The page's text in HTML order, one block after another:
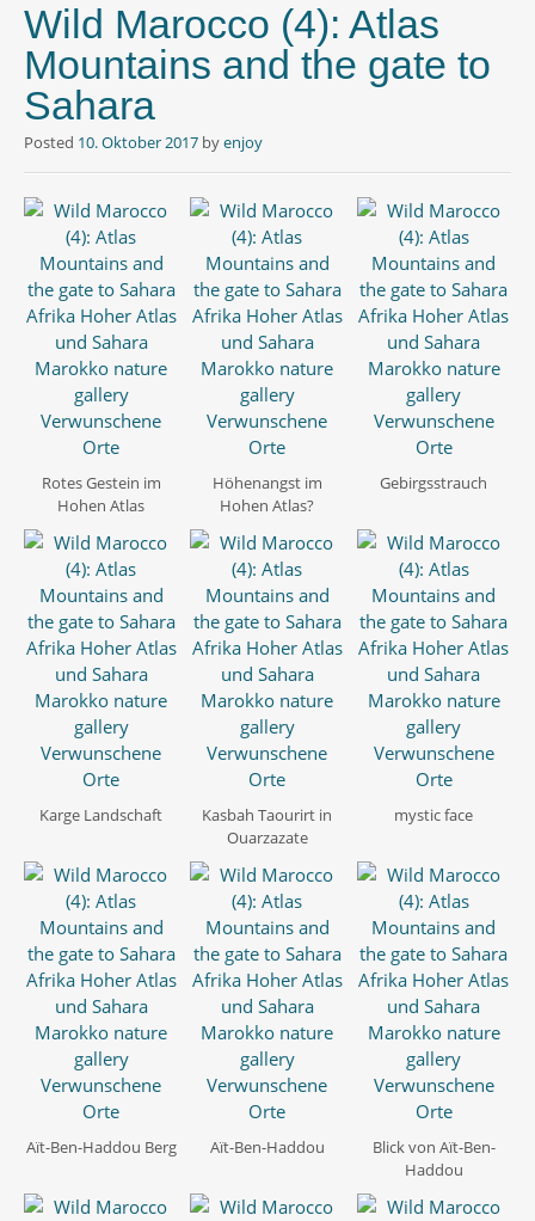
Wild Marocco (4): Atlas
Mountains and the gate to
Sahara
Posted 10. Oktober 2017 byenjoy
Rotes Gestein im
Hohen Atlas
Höhenangst im
Hohen Atlas?
Gebirgsstrauch
Karge Landschaft
Kasbah Taourirt in
Ouarzazate
mystic face
Aït-Ben-Haddou Berg Aït-Ben-Haddou
Blick von Aït-Ben-
Haddou